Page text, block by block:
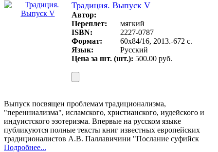
Традиция. Выпуск V
Автор:
Переплет:
мягкий
ISBN:
2227-0787
Формат:
60х84/16, 2013.-672 с.
Язык:
Русский
Цена за шт. (шт.): 500.00 руб.
Выпуск посвящен проблемам традиционализма,
"перенниализма", ислам­ского, христианского, иудейского и
индуистского эзотеризма. Впервые на русском языке
публикуются полные тексты книг известных европейских
традиционалистов А.В. Паллавичини "Послание суфийск
Подробнее...